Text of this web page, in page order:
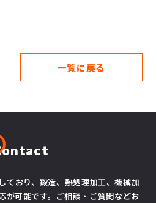
一覧に戻る
ており、鍛造、熱処理加工、機械加
が可能です。ご相談・ご質問などお